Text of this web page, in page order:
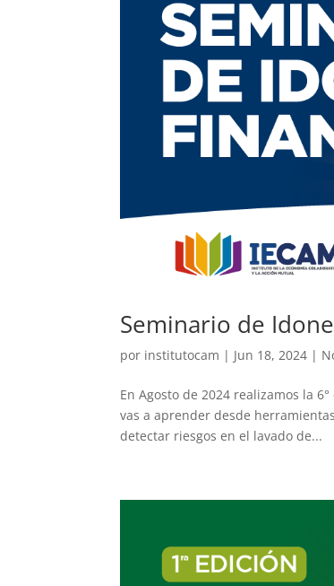
Seminario de
por institutocam | Jun 18, 2024 |
En Agosto de 2024 realizamos la
vas a aprender desde
detectar riesgos en el lavado de...